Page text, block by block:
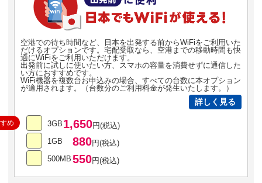
空港での待ち時間など、日本を出発する前からWiFiをご利用いた
だけるオプションです。宅配受取なら、空港までの移動時間も快
適にWiFiをご利用いただけます。
出発前に試しに使いたい方、スマホの容量を消費せずに通信した
い方におすすめです。
WiFi機器を複数台お申込みの場合、すべての台数に本オプション
が適用されます。（台数分のご利用料金が発生いたします。）
詳しく見る
3GB 1,650円(税込)
め
1GB 880円(税込)
500MB 550円(税込)